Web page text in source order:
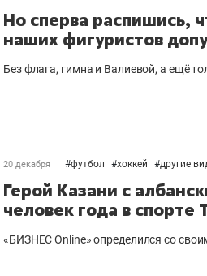
Но сперва распишись,
наших фигуристов
Без флага, гимна и Валиевой, а ещё
20 декабря #футбол #хоккей #другие
Герой Казани с
человек года в спорте
«БИЗНЕС Online» определился со